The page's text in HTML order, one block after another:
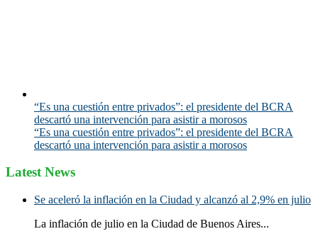
“Es una cuestión entre privados”: el presidente del BCRA
descartó una intervención para asistir a morosos
“Es una cuestión entre privados”: el presidente del BCRA
descartó una intervención para asistir a morosos
Latest News
Se aceleró la inflación en la Ciudad y alcanzó al 2,9% en julio
La inflación de julio en la Ciudad de Buenos Aires...